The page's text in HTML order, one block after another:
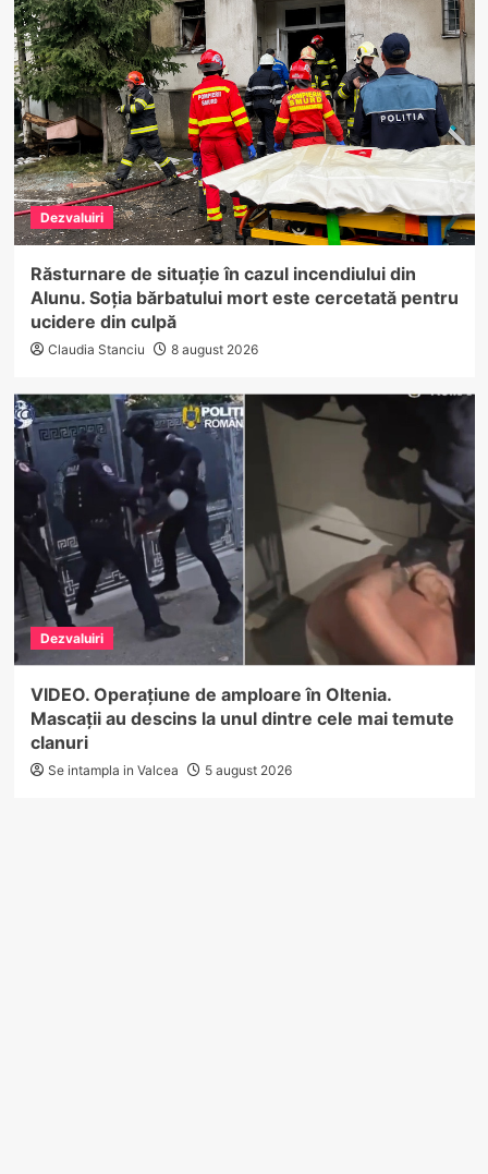
Dezvaluiri
Răsturnare de situație în cazul incendiului din
Alunu. Soția bărbatului mort este cercetată pentru
ucidere din culpă
Claudia Stanciu 8 august 2026
Dezvaluiri
VIDEO. Operațiune de amploare în Oltenia.
Mascații au descins la unul dintre cele mai temute
clanuri
Se intampla in Valcea 5 august 2026